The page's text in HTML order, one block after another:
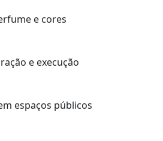
e cores
e execução
espaços públicos